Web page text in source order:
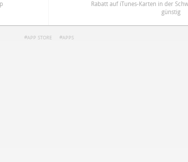
Rabatt auf iTunes-Karten in der
günstig
APP STORE APPS